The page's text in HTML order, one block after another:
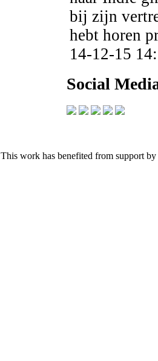
bij zijn
hebt horen
14-12-15
Social
This work has benefited from support